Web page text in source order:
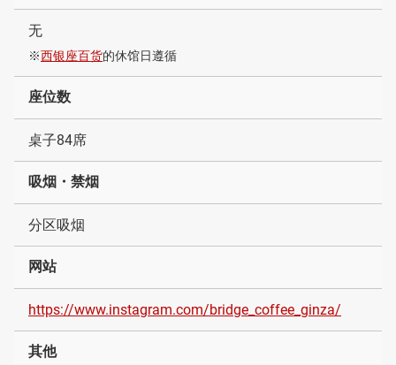
无
※西银座百货的休馆日遵循
座位数
桌子84席
吸烟・禁烟
分区吸烟
网站
https://www.instagram.com/bridge_coffee_ginza/
其他